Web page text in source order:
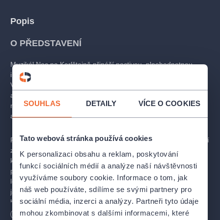
SOUHLAS DETAILY VÍCE O COOKIES
Tato webová stránka používá cookies
K personalizaci obsahu a reklam, poskytování
funkcí sociálních médií a analýze naší návštěvnosti
využíváme soubory cookie. Informace o tom, jak
náš web používáte, sdílíme se svými partnery pro
sociální média, inzerci a analýzy. Partneři tyto údaje
mohou zkombinovat s dalšími informacemi, které
Popis
O PŘEDSTAVENÍ
Muzikál Noc na Karlštejně přináší poctivou, plnohodnotnou
inscenaci s hvězdným obsazením a originální výpravou.
Vychází z legendární podoby Hudebního divadla Karlín
a zachovává původní kostýmy i kulisy. Hudba Karla Svobody,
noblesa, romantika a jemný humor tvoří nezaměnitelnou
atmosféru tohoto nestárnoucího příběhu.
Příběh mladé císařovny Elišky Pomořanské, která z lásky poruší
zákaz a v přestrojení za muže se vydá na hrad Karlštejn, nabízí
komické i dojemné momenty o síle lásky překonávající všechny
překážky. Můžete se těšit na neopakovatelnou atmosféru
letních večerů pod širým nebem, kdy zazní nesmrtelné melodie
jakoLásko má, já stůňučiHoja, hoj.Na jevišti se představí
herecké špičky jako Kateřina Brožová, Petr Štěpánek, Marek
Vašut, Václav Vydra a další.
Délka 110 minut